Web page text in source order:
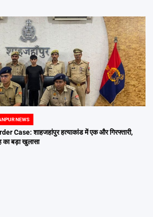
NEWS
Case: शाहजहांपुर हत्याकांड में एक और गिरफ्तारी,
का बड़ा खुलासा